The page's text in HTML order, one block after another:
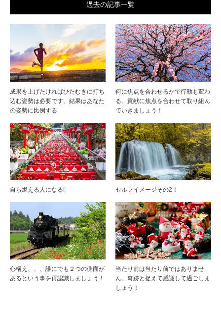
過去の記事一覧
成果を上げたければひたむきに打ち
込む姿勢は必要です。結果はあなた
の姿勢に比例する
何に焦点を合わせるかで行動も変わ
る。貢献に焦点を合わせて取り組ん
でいきましょう！
自ら燃える人になる! セルフイメージその2！
心構え、、、誰にでも２つの側面が
あるという事を再認識しましょう！
当たり前は当たり前ではありませ
ん。奇跡と捉えて感謝して過ごしま
しょう！